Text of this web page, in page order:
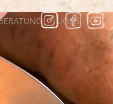
JOBS